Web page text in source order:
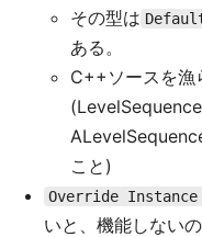
その型は
ある。
C++ソースを漁
こと)
Override Instance
いと、機能しないの